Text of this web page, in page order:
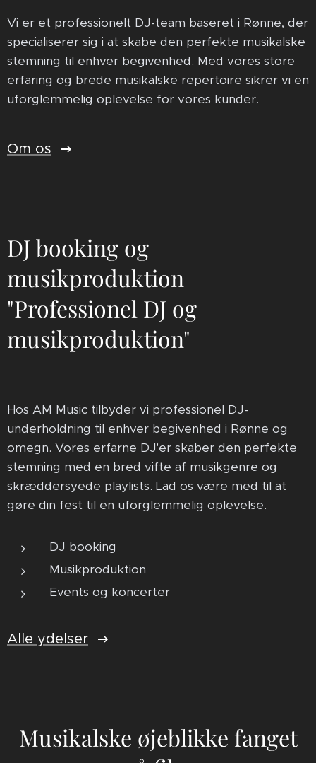
Vi er et professionelt DJ-team baseret i Rønne, der
specialiserer sig i at skabe den perfekte musikalske
stemning til enhver begivenhed. Med vores store
erfaring og brede musikalske repertoire sikrer vi en
uforglemmelig oplevelse for vores kunder.
Om os
DJ booking og
musikproduktion
"Professionel DJ og
musikproduktion"
Hos AM Music tilbyder vi professionel DJ-
underholdning til enhver begivenhed i Rønne og
omegn. Vores erfarne DJ'er skaber den perfekte
stemning med en bred vifte af musikgenre og
skræddersyede playlists. Lad os være med til at
gøre din fest til en uforglemmelig oplevelse.
DJ booking
Musikproduktion
Events og koncerter
Alle ydelser
Musikalske øjeblikke fanget